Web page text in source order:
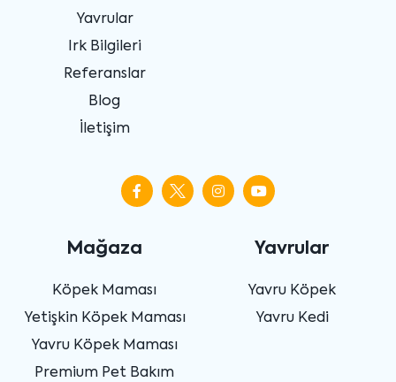
Yavrular
Irk Bilgileri
Referanslar
Blog
İletişim
Mağaza
Köpek Maması
Yetişkin Köpek Maması
Yavru Köpek Maması
Premium Pet Bakım
Yavrular
Yavru Köpek
Yavru Kedi